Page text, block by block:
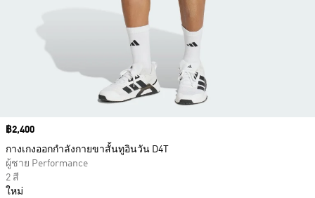
Price
฿2,400
กางเกงออกกำลังกายขาสั้นทูอินวัน D4T
ผู้ชาย Performance
2 สี
ใหม่